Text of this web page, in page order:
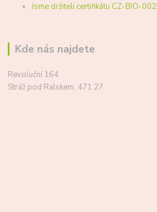
Jsme držiteli certifikátu CZ-BIO-002
Kde nás najdete
Revoluční 164
Stráž pod Ralskem, 471 27